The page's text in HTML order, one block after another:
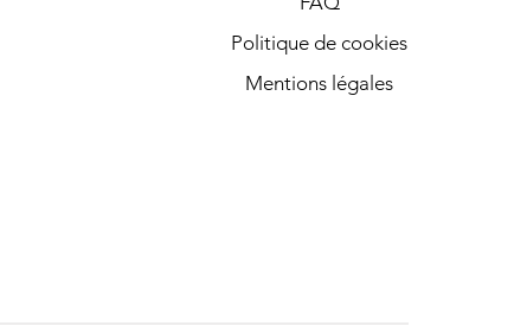
Politique de cookies
Mentions légales